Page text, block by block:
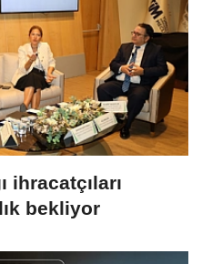
ihracatçıları
bekliyor